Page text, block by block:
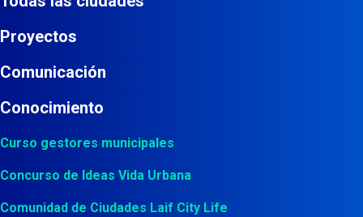
Proyectos
Comunicación
Conocimiento
Curso gestores municipales
Concurso de Ideas Vida Urbana
Comunidad de Ciudades Laif City Life